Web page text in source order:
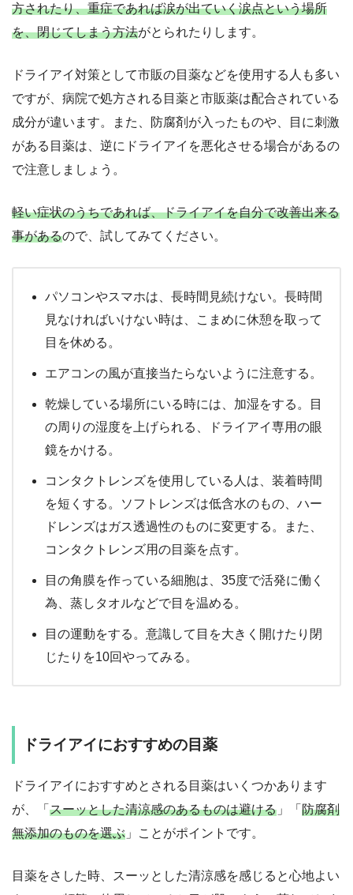
方されたり、重症であれば涙が出ていく涙点という場所
を、閉じてしまう方法がとられたりします。
ドライアイ対策として市販の目薬などを使用する人も多い
ですが、病院で処方される目薬と市販薬は配合されている
成分が違います。また、防腐剤が入ったものや、目に刺激
がある目薬は、逆にドライアイを悪化させる場合があるの
で注意しましょう。
軽い症状のうちであれば、ドライアイを自分で改善出来る
事があるので、試してみてください。
パソコンやスマホは、長時間見続けない。長時間
見なければいけない時は、こまめに休憩を取って
目を休める。
エアコンの風が直接当たらないように注意する。
乾燥している場所にいる時には、加湿をする。目
の周りの湿度を上げられる、ドライアイ専用の眼
鏡をかける。
コンタクトレンズを使用している人は、装着時間
を短くする。ソフトレンズは低含水のもの、ハー
ドレンズはガス透過性のものに変更する。また、
コンタクトレンズ用の目薬を点す。
目の角膜を作っている細胞は、35度で活発に働く
為、蒸しタオルなどで目を温める。
目の運動をする。意識して目を大きく開けたり閉
じたりを10回やってみる。
ドライアイにおすすめの目薬
ドライアイにおすすめとされる目薬はいくつかあります
が、「 スーッとした清涼感のあるものは避ける 」「 防腐剤
無添加のものを選ぶ 」ことがポイントです。
目薬をさした時、スーッとした清涼感を感じると心地よい